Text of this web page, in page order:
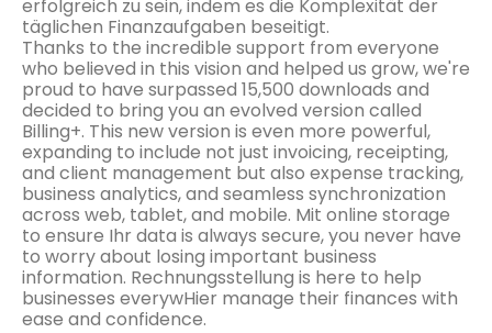
erfolgreich zu sein, indem es die Komplexität der
täglichen Finanzaufgaben beseitigt.
Thanks to the incredible support from everyone
who believed in this vision and helped us grow, we're
proud to have surpassed 15,500 downloads and
decided to bring you an evolved version called
Billing+. This new version is even more powerful,
expanding to include not just invoicing, receipting,
and client management but also expense tracking,
business analytics, and seamless synchronization
across web, tablet, and mobile. Mit online storage
to ensure Ihr data is always secure, you never have
to worry about losing important business
information. Rechnungsstellung is here to help
businesses everywHier manage their finances with
ease and confidence.